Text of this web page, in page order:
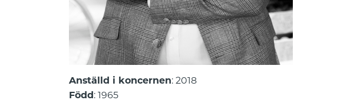
Anställd i koncernen: 2018
Född : 1965